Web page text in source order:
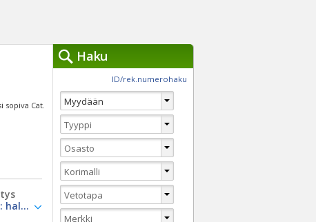
sopiva Cat.
Haku
haut
ID/rek.numerohaku